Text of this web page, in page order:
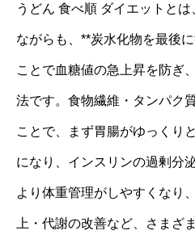
うどん 食べ順 ダイエットと
ながらも、**炭水化物を最後
ことで血糖値の急上昇を防ぎ
法です。食物繊維・タンパク
ことで、まず胃腸がゆっくり
になり、インスリンの過剰分
より体重管理がしやすくなり
上・代謝の改善など、さまざ